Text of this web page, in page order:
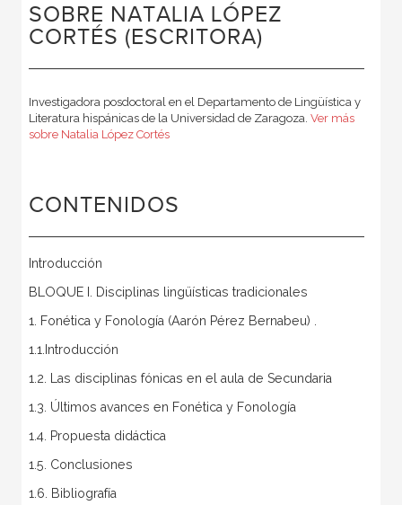
SOBRE NATALIA LÓPEZ
CORTÉS (ESCRITORA)
Investigadora posdoctoral en el Departamento de Lingüística y
Literatura hispánicas de la Universidad de Zaragoza. Ver más
sobre Natalia López Cortés
CONTENIDOS
Introducción
BLOQUE I. Disciplinas lingüísticas tradicionales
1. Fonética y Fonología (Aarón Pérez Bernabeu) .
1.1.Introducción
1.2. Las disciplinas fónicas en el aula de Secundaria
1.3. Últimos avances en Fonética y Fonología
1.4. Propuesta didáctica
1.5. Conclusiones
1.6. Bibliografía